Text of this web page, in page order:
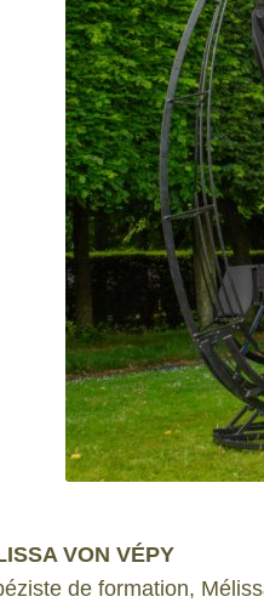
VON VÉPY
de formation,